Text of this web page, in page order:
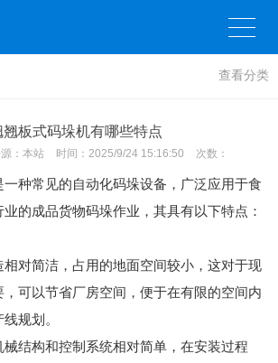
查看分类
翘板式码垛机有哪些特点
： 本站 时间： 2025/9/24 15:16:50 次数：
种常见的自动化码垛设备，广泛应用于食
的成品货物码垛作业，其具有以下特点：
相对简洁，占用的地面空间较小，这对于现
可以节省厂房空间，便于在有限的空间内
规划。
械结构和控制系统相对简单，在安装过程